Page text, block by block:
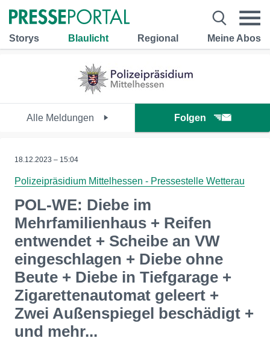
Storys Blaulicht Regional Meine Abos
Alle Meldungen Folgen
18.12.2023 – 15:04
Polizeipräsidium Mittelhessen - Pressestelle Wetterau
POL-WE: Diebe im
Mehrfamilienhaus + Reifen
entwendet + Scheibe an VW
eingeschlagen + Diebe ohne
Beute + Diebe in Tiefgarage +
Zigarettenautomat geleert +
Zwei Außenspiegel beschädigt +
und mehr...